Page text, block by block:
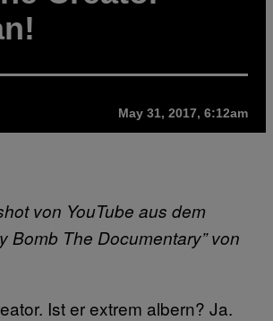
May 31, 2017, 6:12am
von YouTube aus dem
Bomb The Documentary” von
Ist er extrem albern? Ja.